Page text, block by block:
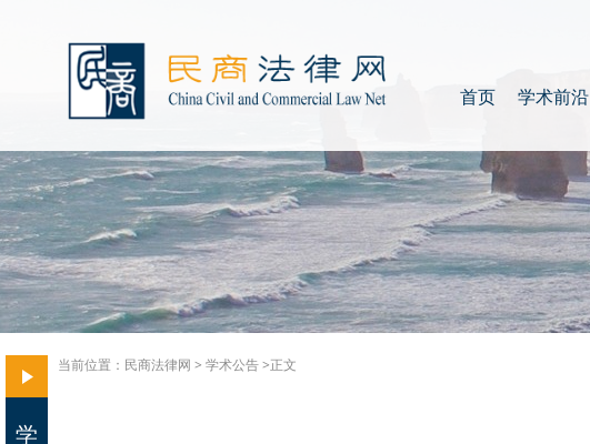
首页 学术前沿
当前位置： 民商法律网 > 学术公告>正文
学